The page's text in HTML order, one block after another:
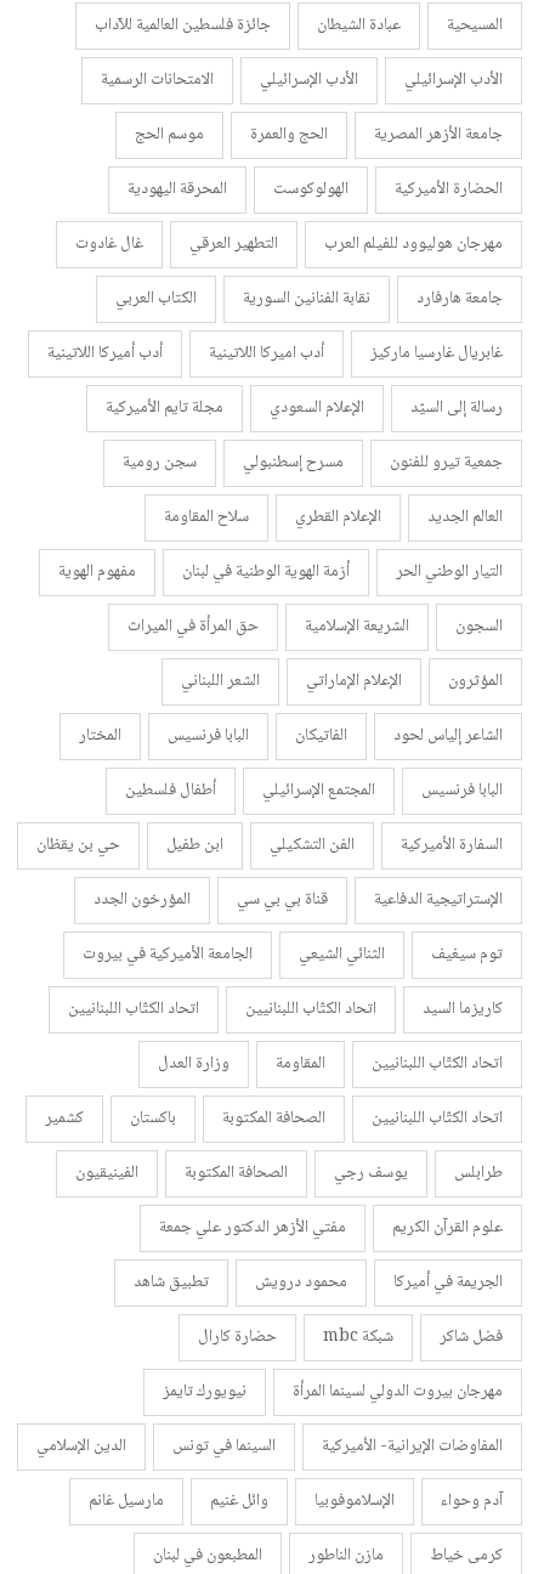
المسيحية
عبادة الشيطان
جائزة فلسطين العالمية للآداب
الأدب الإسرائيلي
الأدب الإسرائيلي
الامتحانات الرسمية
جامعة الأزهر المصرية
الحج والعمرة
موسم الحج
الحضارة الأميركية
الهولوكوست
المحرقة اليهودية
مهرجان هوليوود للفيلم العرب
التطهير العرقي
غال غادوت
جامعة هارفارد
نقابة الفنانين السورية
الكتاب العربي
غابريال غارسيا ماركيز
أدب اميركا اللاتينية
أدب أميركا اللاتينية
رسالة إلى السيّد
الإعلام السعودي
مجلة تايم الأميركية
جمعية تيرو للفنون
مسرح إسطنبولي
سجن رومية
العالم الجديد
الإعلام القطري
سلاح المقاومة
التيار الوطني الحر
أزمة الهوية الوطنية في لبنان
مفهوم الهوية
السجون
الشريعة الإسلامية
حق المرأة في الميراث
المؤثرون
الإعلام الإماراتي
الشعر اللبناني
الشاعر إلياس لحود
الفاتيكان البابا فرنسيس
المختار
البابا فرنسيس
المجتمع الإسرائيلي
أطفال فلسطين
السفارة الأميركية
الفن التشكيلي ابن طفيل
حي بن يقظان
الإستراتيجية الدفاعية
قناة بي بي سي
المؤرخون الجدد
توم سيغيف
الثنائي الشيعي
الجامعة الأميركية في بيروت
كاريزما السيد
اتحاد الكتّاب اللبنانيين
اتحاد الكتّاب اللبنانيين
اتحاد الكتّاب اللبنانيين
المقاومة
وزارة العدل
اتحاد الكتّاب اللبنانيين
الصحافة المكتوبة باكستان
كشمير
طرابلس
يوسف رجي الصحافة المكتوبة
الفينيقيون
علوم القرآن الكريم
مفتي الأزهر الدكتور علي جمعة
الجريمة في أميركا
محمود درويش
تطبيق شاهد
فضل شاكر
شبكة mbc
حضارة كارال
مهرجان بيروت الدولي لسينما المرأة
نيويورك تايمز
المفاوضات الإيرانية- الأميركية
السينما في تونس
الدين الإسلامي
آدم وحواء
الإسلاموفوبيا وائل غنيم
مارسيل غانم
كرمى خياط
مازن الناطور المطبعون في لبنان